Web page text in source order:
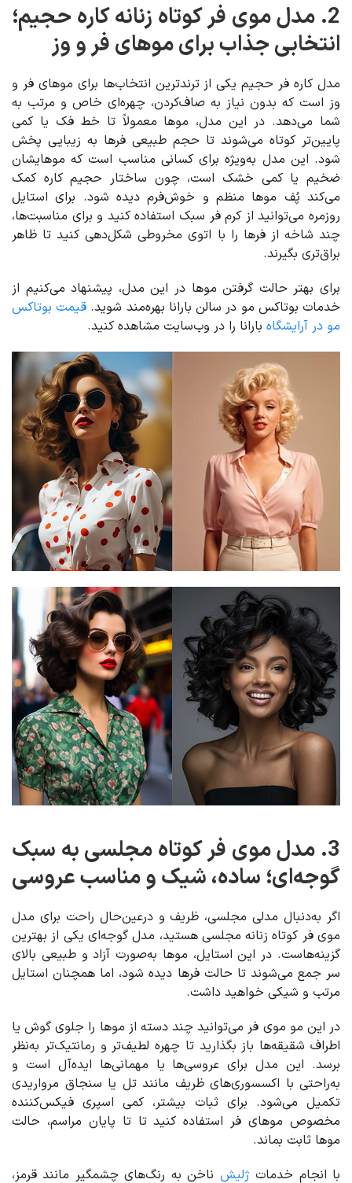
2. مدل موی فر کوتاه زنانه کاره حجیم؛
انتخابی جذاب برای موهای فر و وز
مدل کاره فر حجیم یکی از ترندترین انتخاب‌ها برای موهای فر و
وز است که بدون نیاز به صاف‌کردن، چهره‌ای خاص و مرتب به
شما می‌دهد. در این مدل، موها معمولاً تا خط فک یا کمی
پایین‌تر کوتاه می‌شوند تا حجم طبیعی فرها به زیبایی پخش
شود. این مدل به‌ویژه برای کسانی مناسب است که موهایشان
ضخیم یا کمی خشک است، چون ساختار حجیم کاره کمک
می‌کند پُف موها منظم و خوش‌فرم دیده شود. برای استایل
روزمره می‌توانید از کرم فر سبک استفاده کنید و برای مناسبت‌ها،
چند شاخه از فرها را با اتوی مخروطی شکل‌دهی کنید تا ظاهر
براق‌تری بگیرند.
برای بهتر حالت گرفتن موها در این مدل، پیشنهاد می‌کنیم از
خدمات بوتاکس مو در سالن بارانا بهره‌مند شوید. قیمت بوتاکس
مو در آرایشگاه بارانا را در وب‌سایت مشاهده کنید.
3. مدل موی فر کوتاه مجلسی به سبک
گوجه‌ای؛ ساده، شیک و مناسب عروسی
اگر به‌دنبال مدلی مجلسی، ظریف و درعین‌حال راحت برای مدل
موی فر کوتاه زنانه مجلسی هستید، مدل گوجه‌ای یکی از بهترین
گزینه‌هاست. در این استایل، موها به‌صورت آزاد و طبیعی بالای
سر جمع می‌شوند تا حالت فرها دیده شود، اما همچنان استایل
مرتب و شیکی خواهید داشت.
در این مو موی فر می‌توانید چند دسته از موها را جلوی گوش یا
اطراف شقیقه‌ها باز بگذارید تا چهره لطیف‌تر و رمانتیک‌تر به‌نظر
برسد. این مدل برای عروسی‌ها یا مهمانی‌ها ایده‌آل است و
به‌راحتی با اکسسوری‌های ظریف مانند تل یا سنجاق مرواریدی
تکمیل می‌شود. برای ثبات بیشتر، کمی اسپری فیکس‌کننده
مخصوص موهای فر استفاده کنید تا تا پایان مراسم، حالت
موها ثابت بماند.
با انجام خدمات ژلیش ناخن به رنگ‌های چشمگیر مانند قرمز،